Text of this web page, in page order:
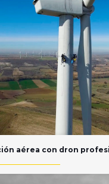
aérea con dron